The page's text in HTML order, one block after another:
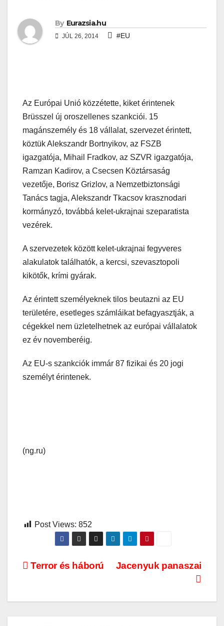
By Eurazsia.hu
JÚL 26, 2014 #EU
Az Európai Unió közzétette, kiket érintenek
Brüsszel új oroszellenes szankciói. 15
magánszemély és 18 vállalat, szervezet érintett,
köztük Alekszandr Bortnyikov, az FSZB
igazgatója, Mihail Fradkov, az SZVR igazgatója,
Ramzan Kadirov, a Csecsen Köztársaság
vezetője, Borisz Grizlov, a Nemzetbiztonsági
Tanács tagja, Alekszandr Tkacsov krasznodari
kormányzó, továbbá kelet-ukrajnai szeparatista
vezérek.
A szervezetek között kelet-ukrajnai fegyveres
alakulatok találhatók, a kercsi, szevasztopoli
kikötők, krími gyárak.
Az érintett személyeknek tilos beutazni az EU
területére, esetleges számláikat befagyasztják, a
cégekkel nem üzletelhetnek az európai vállalatok
ez év novemberéig.
Az EU-s szankciók immár 87 fizikai és 20 jogi
személyt érintenek.
(ng.ru)
Post Views: 852
Bejegyzés
Jacenyuk panaszai
Terror és háború